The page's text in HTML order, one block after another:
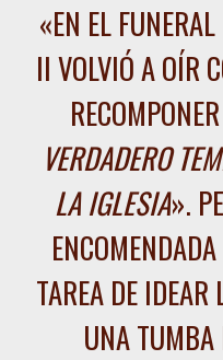
«EN EL
II VOLVIÓ A OÍR
VERDADERO
LA IGLESIA».
TAREA DE IDEAR
UNA TUMBA